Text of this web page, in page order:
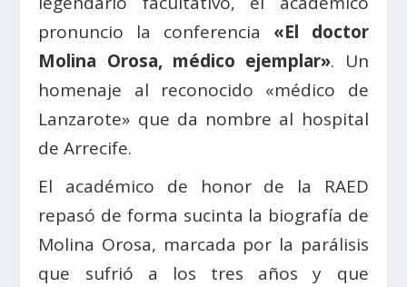
pronuncio la conferencia «El doctor
Molina Orosa, médico ejemplar». Un
homenaje al reconocido «médico de
Lanzarote» que da nombre al hospital
de Arrecife.
El académico de honor de la RAED
repasó de forma sucinta la biografía de
Molina Orosa, marcada por la parálisis
que sufrió a los tres años y que